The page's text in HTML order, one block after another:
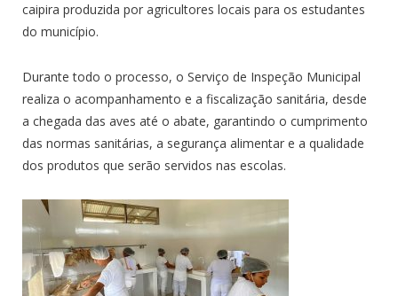
caipira produzida por agricultores locais para os estudantes
do município.
Durante todo o processo, o Serviço de Inspeção Municipal
realiza o acompanhamento e a fiscalização sanitária, desde
a chegada das aves até o abate, garantindo o cumprimento
das normas sanitárias, a segurança alimentar e a qualidade
dos produtos que serão servidos nas escolas.